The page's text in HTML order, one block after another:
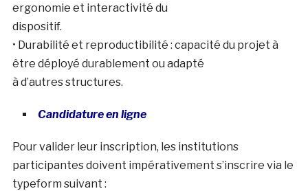
ergonomie et interactivité du
dispositif.
• Durabilité et reproductibilité : capacité du projet à
être déployé durablement ou adapté
à d’autres structures.
Candidature en ligne
Pour valider leur inscription, les institutions
participantes doivent impérativement s’inscrire via le
typeform suivant :